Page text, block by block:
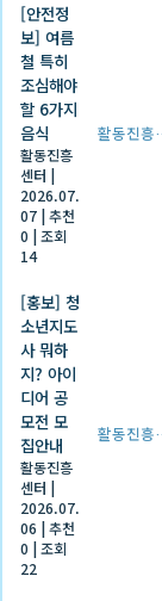
[안전정
보] 여름
철 특히
조심해야
할 6가지
음식
활동진흥
센터 |
2026.07.
07 |추천
0 |조회
14
활
[홍보] 청
소년지도
사 뭐하
지? 아이
디어 공
모전 모
집안내
활동진흥
센터 |
2026.07.
06 |추천
0 |조회
22
활